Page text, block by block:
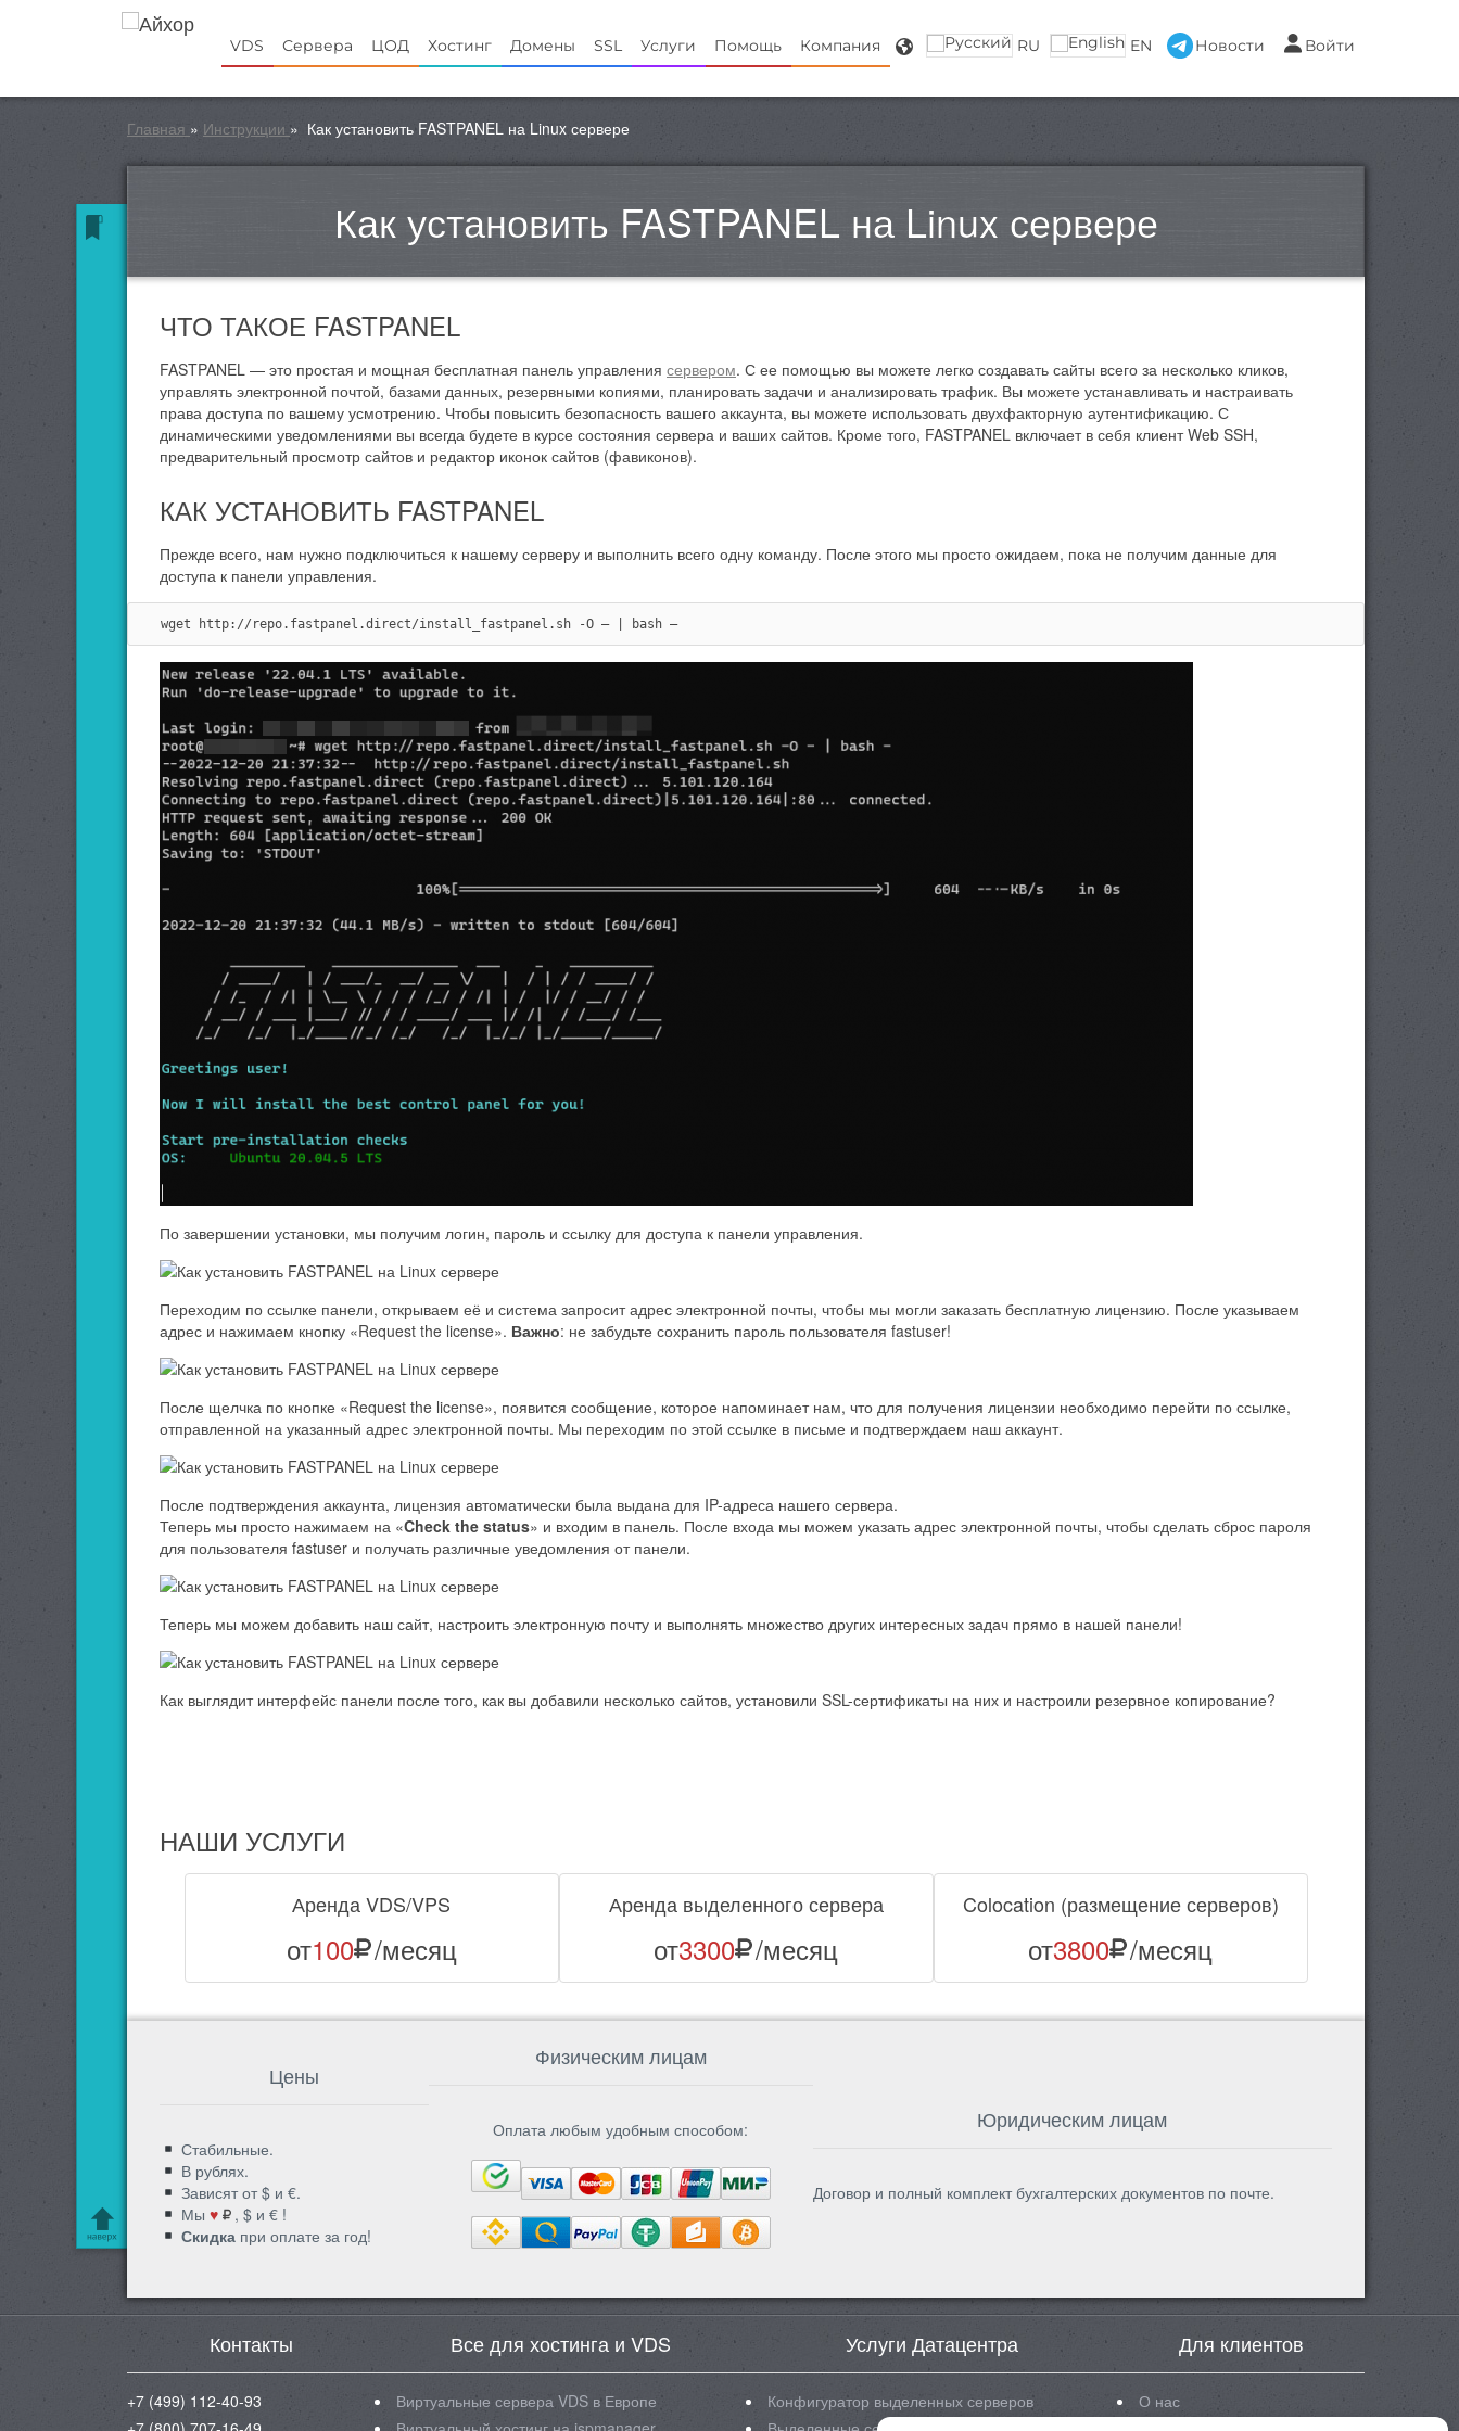
VDS Сервера ЦОД Хостинг Домены SSL Услуги Помощь Компания RU EN Новости Войти
Главная » Инструкции » Как установить FASTPANEL на Linux сервере
Как установить FASTPANEL на Linux сервере
ЧТО ТАКОЕ FASTPANEL
FASTPANEL — это простая и мощная бесплатная панель управления сервером. С ее помощью вы можете легко создавать сайты всего за несколько кликов,
управлять электронной почтой, базами данных, резервными копиями, планировать задачи и анализировать трафик. Вы можете устанавливать и настраивать
права доступа по вашему усмотрению. Чтобы повысить безопасность вашего аккаунта, вы можете использовать двухфакторную аутентификацию. С
динамическими уведомлениями вы всегда будете в курсе состояния сервера и ваших сайтов. Кроме того, FASTPANEL включает в себя клиент Web SSH,
предварительный просмотр сайтов и редактор иконок сайтов (фавиконов).
КАК УСТАНОВИТЬ FASTPANEL
Прежде всего, нам нужно подключиться к нашему серверу и выполнить всего одну команду. После этого мы просто ожидаем, пока не получим данные для
доступа к панели управления.
wget http://repo.fastpanel.direct/install_fastpanel.sh -O — | bash —
По завершении установки, мы получим логин, пароль и ссылку для доступа к панели управления.
Переходим по ссылке панели, открываем её и система запросит адрес электронной почты, чтобы мы могли заказать бесплатную лицензию. После указываем
адрес и нажимаем кнопку «Request the license». Важно: не забудьте сохранить пароль пользователя fastuser!
После щелчка по кнопке «Request the license», появится сообщение, которое напоминает нам, что для получения лицензии необходимо перейти по ссылке,
отправленной на указанный адрес электронной почты. Мы переходим по этой ссылке в письме и подтверждаем наш аккаунт.
После подтверждения аккаунта, лицензия автоматически была выдана для IP-адреса нашего сервера.
Теперь мы просто нажимаем на «Check the status» и входим в панель. После входа мы можем указать адрес электронной почты, чтобы сделать сброс пароля
для пользователя fastuser и получать различные уведомления от панели.
Теперь мы можем добавить наш сайт, настроить электронную почту и выполнять множество других интересных задач прямо в нашей панели!
Как выглядит интерфейс панели после того, как вы добавили несколько сайтов, установили SSL-сертификаты на них и настроили резервное копирование?
НАШИ УСЛУГИ
Аренда VDS/VPS
от100 /месяц
Аренда выделенного сервера
от3300 /месяц
Colocation (размещение серверов)
от3800 /месяц
Цены
Стабильные.
В рублях.
Зависят от $ и €.
Мы ♥
, $ и € !
Скидкапри оплате за год!
Физическим лицам
Оплата любым удобным способом: Юридическим лицам
Договор и полный комплект бухгалтерских документов по почте.
Контакты
+7 (499) 112-40-93
Все для хостинга и VDS
Виртуальные сервера VDS в Европе
Услуги Датацентра
Конфигуратор выделенных серверов
Для клиентов
О нас